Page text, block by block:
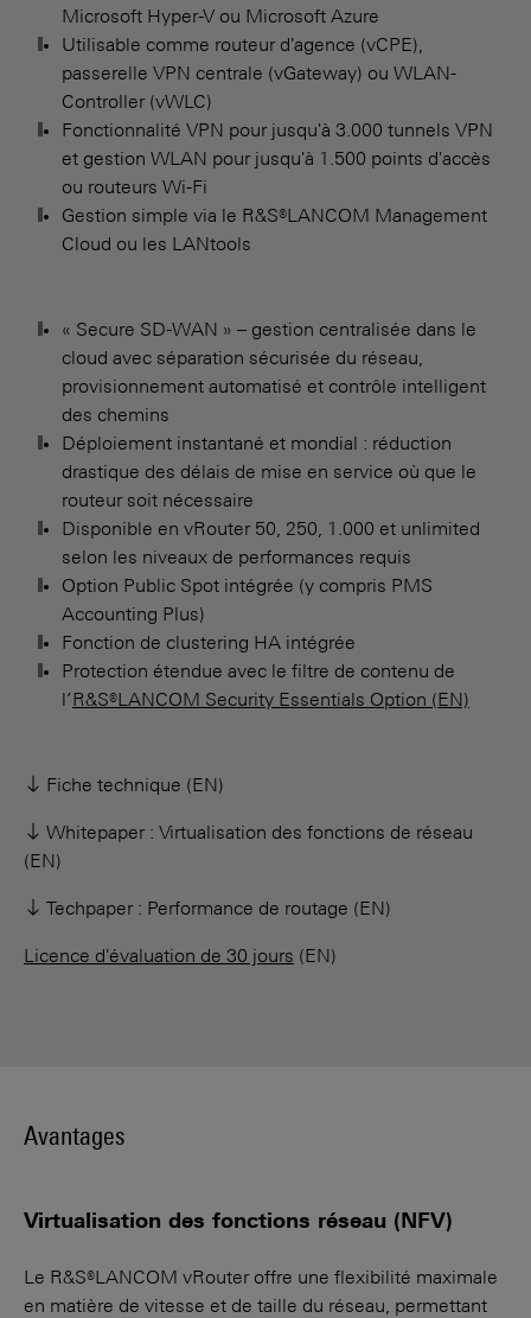
Microsoft Hyper-V ou Microsoft Azure
Utilisable comme routeur d'agence (vCPE),
passerelle VPN centrale (vGateway) ou WLAN-
Controller (vWLC)
Fonctionnalité VPN pour jusqu'à 3.000 tunnels VPN
et gestion WLAN pour jusqu'à 1.500 points d'accès
ou routeurs Wi-Fi
Gestion simple via le R&S®LANCOM Management
Cloud ou les LANtools
« Secure SD-WAN » – gestion centralisée dans le
cloud avec séparation sécurisée du réseau,
provisionnement automatisé et contrôle intelligent
des chemins
Déploiement instantané et mondial : réduction
drastique des délais de mise en service où que le
routeur soit nécessaire
Disponible en vRouter 50, 250, 1.000 et unlimited
selon les niveaux de performances requis
Option Public Spot intégrée (y compris PMS
Accounting Plus)
Fonction de clustering HA intégrée
Protection étendue avec le filtre de contenu de
l’ R&S®LANCOM Security Essentials Option (EN)
Fiche technique (EN)
Whitepaper : Virtualisation des fonctions de réseau
(EN)
Techpaper : Performance de routage (EN)
Licence d'évaluation de 30 jours (EN)
Avantages
Virtualisation des fonctions réseau (NFV)
Le R&S®LANCOM vRouter offre une flexibilité maximale
en matière de vitesse et de taille du réseau, permettant